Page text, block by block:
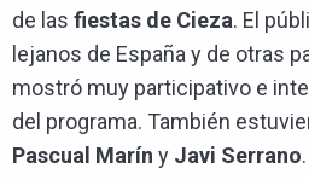
de las fiestas de Cieza. El
lejanos de España y de otras
mostró muy participativo e
del programa. También
Pascual Marín y Javi Serrano.